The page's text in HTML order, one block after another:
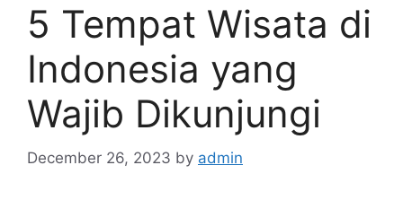
5 Tempat Wisata di
Indonesia yang
Wajib Dikunjungi
December 26, 2023 by admin